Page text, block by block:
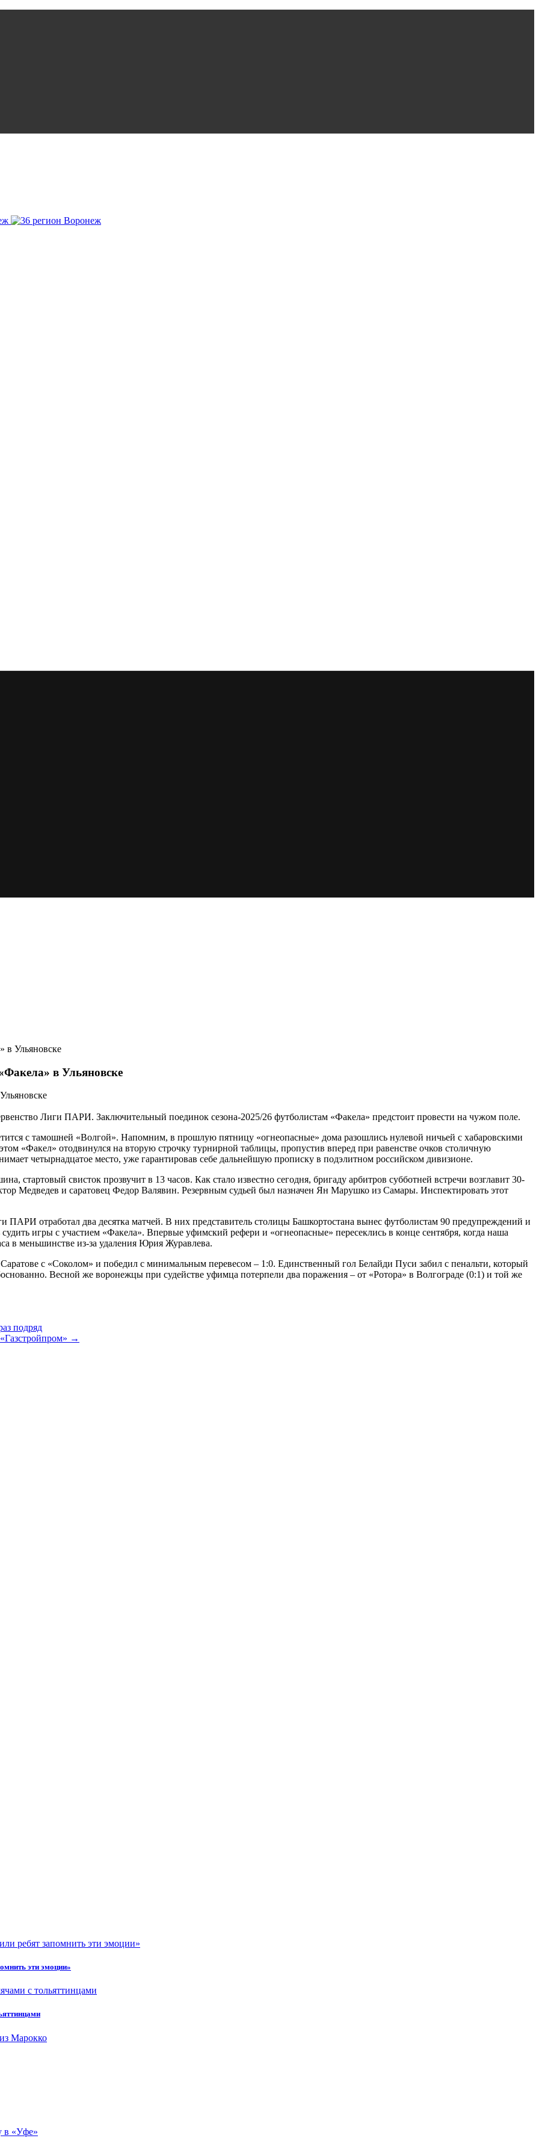
в Ульяновске
в Ульяновске
Лиги ПАРИ. Заключительный поединок сезона-2025/26 футболистам «Факела» предстоит провести на чужом поле.
с тамошней «Волгой». Напомним, в прошлую пятницу «огнеопасные» дома разошлись нулевой ничьей с хабаровскими
«Факел» отодвинулся на вторую строчку турнирной таблицы, пропустив вперед при равенстве очков столичную
четырнадцатое место, уже гарантировав себе дальнейшую прописку в подэлитном российском дивизионе.
стартовый свисток прозвучит в 13 часов. Как стало известно сегодня, бригаду арбитров субботней встречи возглавит 30-
Медведев и саратовец Федор Валявин. Резервным судьей был назначен Ян Марушко из Самары. Инспектировать этот
отработал два десятка матчей. В них представитель столицы Башкортостана вынес футболистам 90 предупреждений и
игры с участием «Факела». Впервые уфимский рефери и «огнеопасные» пересеклись в конце сентября, когда наша
в меньшинстве из-за удаления Юрия Журавлева.
с «Соколом» и победил с минимальным перевесом – 1:0. Единственный гол Белайди Пуси забил с пенальти, который
Весной же воронежцы при судействе уфимца потерпели два поражения – от «Ротора» в Волгограде (0:1) и той же
подряд
→
эти эмоции»